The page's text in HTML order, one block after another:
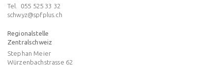
Tel.
055 525 33 32
schwyz@spfplus.ch
Regionalstelle
Zentralschweiz
Stephan Meier
Würzenbachstrasse 62